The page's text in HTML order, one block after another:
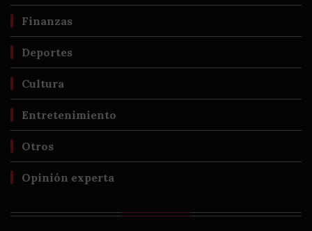
Finanzas
Deportes
Cultura
Entretenimiento
Otros
Opinión experta